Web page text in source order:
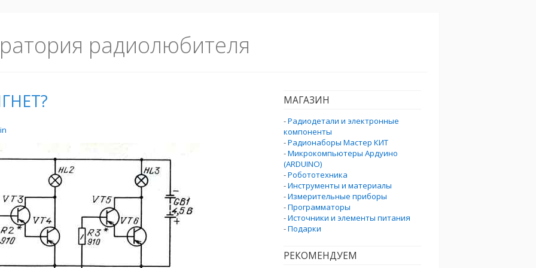
радиолюбителя
МАГАЗИН
-Радиодетали и электронные
компоненты
-Радионаборы Мастер КИТ
-Микрокомпьютеры Ардуино
(ARDUINO)
-Робототехника
-Инструменты и материалы
-Измерительные приборы
-Программаторы
-Источники и элементы питания
-Подарки
РЕКОМЕНДУЕМ